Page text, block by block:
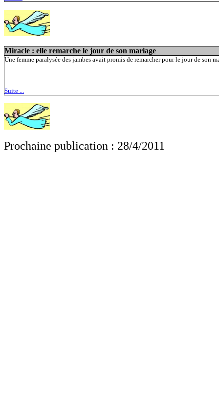
Miracle : elle remarche le jour de son mariage
Une femme paralysée des jambes avait promis de remarcher pour le jour de son
Suite ...
Prochaine publication : 28/4/2011